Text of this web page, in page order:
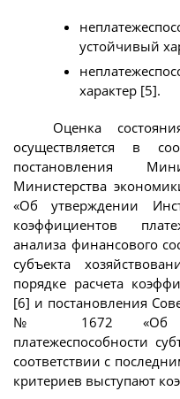
устойчивый
характер [5].
Оценка
осуществляется в
постановления
Министерства
«Об утверждении
коэффициентов
анализа финансового
субъекта
порядке расчета
[6] и постановления
№ 1672 «Об
платежеспособности
соответствии с
критериев выступают